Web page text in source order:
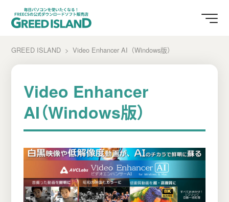
GREED ISLAND Video Enhancer AI（Windows版）
Video Enhancer
AI（Windows版）